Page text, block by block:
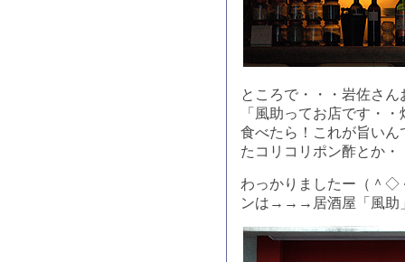
ところで・・・岩佐さ
「風助ってお店です・
食べたら！これが旨い
たコリコリポン酢とか・
わっかりましたー（＾◇
ンは→→→居酒屋「風助